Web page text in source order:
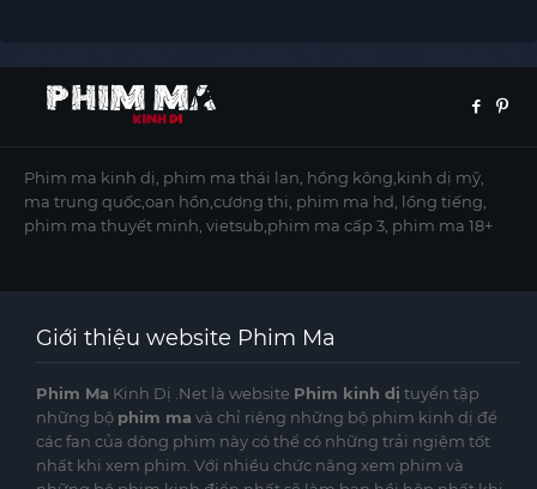
Phim ma kinh dị, phim ma thái lan, hồng kông,kinh dị mỹ,
ma trung quốc,oan hồn,cương thi, phim ma hd, lồng tiếng,
phim ma thuyết minh, vietsub,phim ma cấp 3, phim ma 18+
Giới thiệu website Phim Ma
Phim Ma Kinh Dị .Net là website Phim kinh dị tuyển tập
những bộ phim ma và chỉ riêng những bộ phim kinh dị để
các fan của dòng phim này có thể có những trải ngiệm tốt
nhất khi xem phim. Với nhiều chức năng xem phim và